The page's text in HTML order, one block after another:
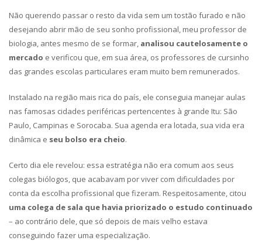
Não querendo passar o resto da vida sem um tostão furado e não
desejando abrir mão de seu sonho profissional, meu professor de
biologia, antes mesmo de se formar, analisou cautelosamente o
mercado e verificou que, em sua área, os professores de cursinho
das grandes escolas particulares eram muito bem remunerados.
Instalado na região mais rica do país, ele conseguia manejar aulas
nas famosas cidades periféricas pertencentes à grande Itu: São
Paulo, Campinas e Sorocaba. Sua agenda era lotada, sua vida era
dinâmica e seu bolso era cheio.
Certo dia ele revelou: essa estratégia não era comum aos seus
colegas biólogos, que acabavam por viver com dificuldades por
conta da escolha profissional que fizeram. Respeitosamente, citou
uma colega de sala que havia priorizado o estudo continuado
– ao contrário dele, que só depois de mais velho estava
conseguindo fazer uma especialização.